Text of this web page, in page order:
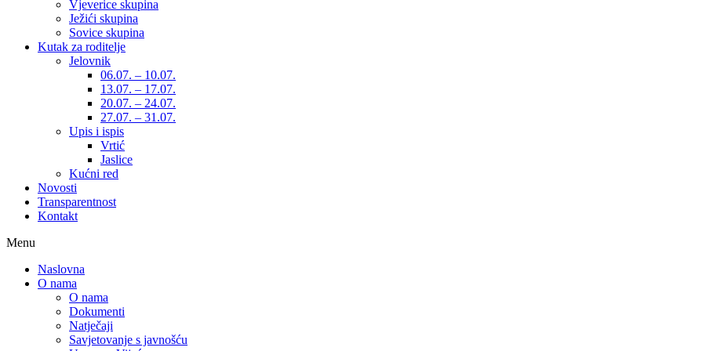
Vjeverice skupina
Ježići skupina
Sovice skupina
Kutak za roditelje
Jelovnik
06.07. – 10.07.
13.07. – 17.07.
20.07. – 24.07.
27.07. – 31.07.
Upis i ispis
Vrtić
Jaslice
Kućni red
Novosti
Transparentnost
Kontakt
Menu
Naslovna
O nama
O nama
Dokumenti
Natječaji
Savjetovanje s javnošću